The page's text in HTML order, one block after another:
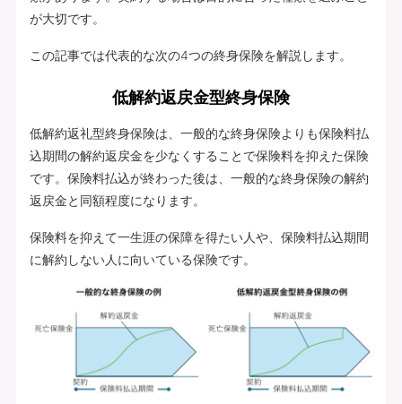
が大切です。
この記事では代表的な次の4つの終身保険を解説します。
低解約返戻金型終身保険
低解約返礼型終身保険は、一般的な終身保険よりも保険料払
込期間の解約返戻金を少なくすることで保険料を抑えた保険
です。保険料払込が終わった後は、一般的な終身保険の解約
返戻金と同額程度になります。
保険料を抑えて一生涯の保障を得たい人や、保険料払込期間
に解約しない人に向いている保険です。